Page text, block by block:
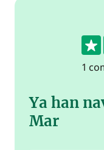
4
1
Ya han
Mar